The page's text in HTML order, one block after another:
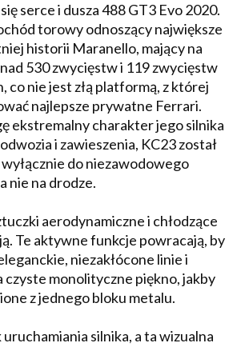
serce i dusza 488 GT3 Evo 2020.
torowy odnoszący największe
historii Maranello, mający na
530 zwycięstw i 119 zwycięstw
co nie jest złą platformą, z której
najlepsze prywatne Ferrari.
ekstremalny charakter jego silnika
i zawieszenia, KC23 został
do niezawodowego
nie na drodze.
aerodynamiczne i chłodzące
Te aktywne funkcje powracają, by
niezakłócone linie i
monolityczne piękno, jakby
z jednego bloku metalu.
silnika, a ta wizualna